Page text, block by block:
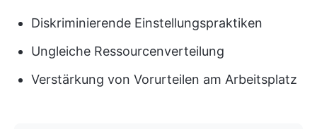
Diskriminierende Einstellungspraktiken
Ungleiche Ressourcenverteilung
Verstärkung von Vorurteilen am Arbeitsplatz